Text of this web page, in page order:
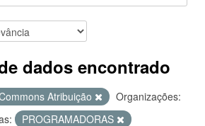
dados encontrado
Atribuição
Organizações:
PROGRAMADORAS